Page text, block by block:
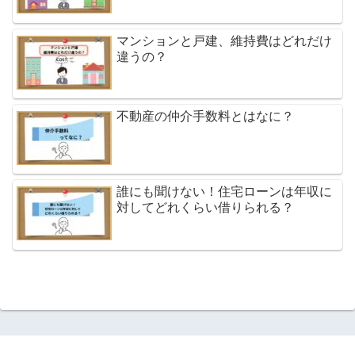
マンションと戸建、維持費はどれだけ
違うの？
不動産の仲介手数料とはなに？
誰にも聞けない！住宅ローンは年収に
対してどれくらい借りられる？